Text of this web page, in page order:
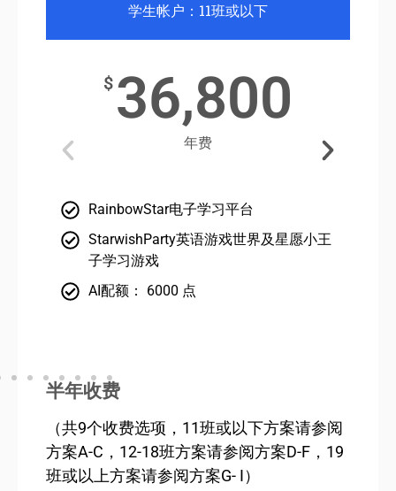
学生帐户：11班或以下
$ 36,800
年费
RainbowStar电子学习平台
StarwishParty英语游戏世界及星愿小王
子学习游戏
AI配额： 6000 点
半年收费
（共9个收费选项，11班或以下方案请参阅
方案A-C，12-18班方案请参阅方案D-F，19
班或以上方案请参阅方案G- I）